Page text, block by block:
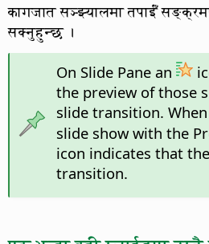
कागजात सञ्झ्यालमा तपाईँ
सक्नुहुन्छ ।
On Slide Pane an
the preview of those
slide transition.
slide show with the
icon indicates that
transition.